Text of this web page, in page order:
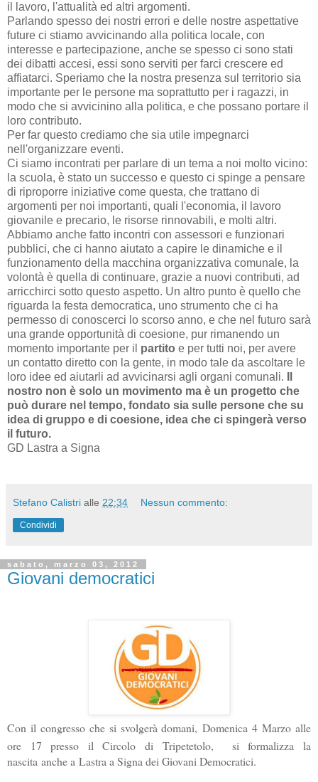
il lavoro, l'attualità ed altri argomenti.
Parlando spesso dei nostri errori e delle nostre aspettative
future ci stiamo avvicinando alla politica locale, con
interesse e partecipazione, anche se spesso ci sono stati
dei dibatti accesi, essi sono serviti per farci crescere ed
affiatarci. Speriamo che la nostra presenza sul territorio sia
importante per le persone ma soprattutto per i ragazzi, in
modo che si avvicinino alla politica, e che possano portare il
loro contributo.
Per far questo crediamo che sia utile impegnarci
nell'organizzare eventi.
Ci siamo incontrati per parlare di un tema a noi molto vicino:
la scuola, è stato un successo e questo ci spinge a pensare
di riproporre iniziative come questa, che trattano di
argomenti per noi importanti, quali l'economia, il lavoro
giovanile e precario, le risorse rinnovabili, e molti altri.
Abbiamo anche fatto incontri con assessori e funzionari
pubblici, che ci hanno aiutato a capire le dinamiche e il
funzionamento della macchina organizzativa comunale, la
volontà è quella di continuare, grazie a nuovi contributi, ad
arricchirci sotto questo aspetto. Un altro punto è quello che
riguarda la festa democratica, uno strumento che ci ha
permesso di conoscerci lo scorso anno, e che nel futuro sarà
una grande opportunità di coesione, pur rimanendo un
momento importante per il partito e per tutti noi, per avere
un contatto diretto con la gente, in modo tale da ascoltare le
loro idee ed aiutarli ad avvicinarsi agli organi comunali.
nostro non è solo un movimento ma è un progetto che
può durare nel tempo, fondato sia sulle persone che su
idea di gruppo e di coesione, idea che ci spingerà verso
il futuro.
GD Lastra a Signa
Stefano Calistri alle 22:34 Nessun commento:
Condividi
sabato, marzo 03, 2012
Giovani democratici
Con il congresso che si svolgerà domani,Domenica 4 Marzo alle
ore 17 presso il Circolo di Tripetetolo, si formalizza la
nascita anche a Lastra a Signa dei Giovani Democratici.